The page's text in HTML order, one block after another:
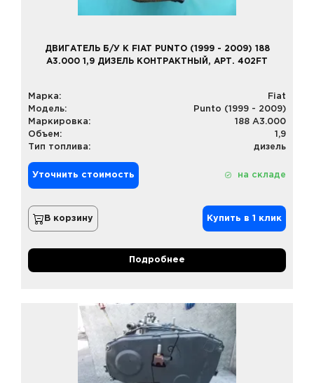
ДВИГАТЕЛЬ Б/У К FIAT PUNTO (1999 - 2009) 188
A3.000 1,9 ДИЗЕЛЬ КОНТРАКТНЫЙ, АРТ. 402FT
Марка:
Fiat
Модель:
Punto (1999 - 2009)
Маркировка:
188 A3.000
Объем:
1,9
Тип топлива:
дизель
Уточнить стоимость на складе
В корзину Купить в 1 клик
Подробнее